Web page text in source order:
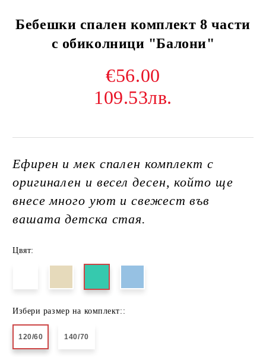
Бебешки спален комплект 8 части
с обиколници "Балони"
€56.00
109.53лв.
Ефирен и мек спален комплект с
оригинален и весел десен, който ще
внесе много уют и свежест във
вашата детска стая.
Цвят:
Избери размер на комплект::
120/60 140/70